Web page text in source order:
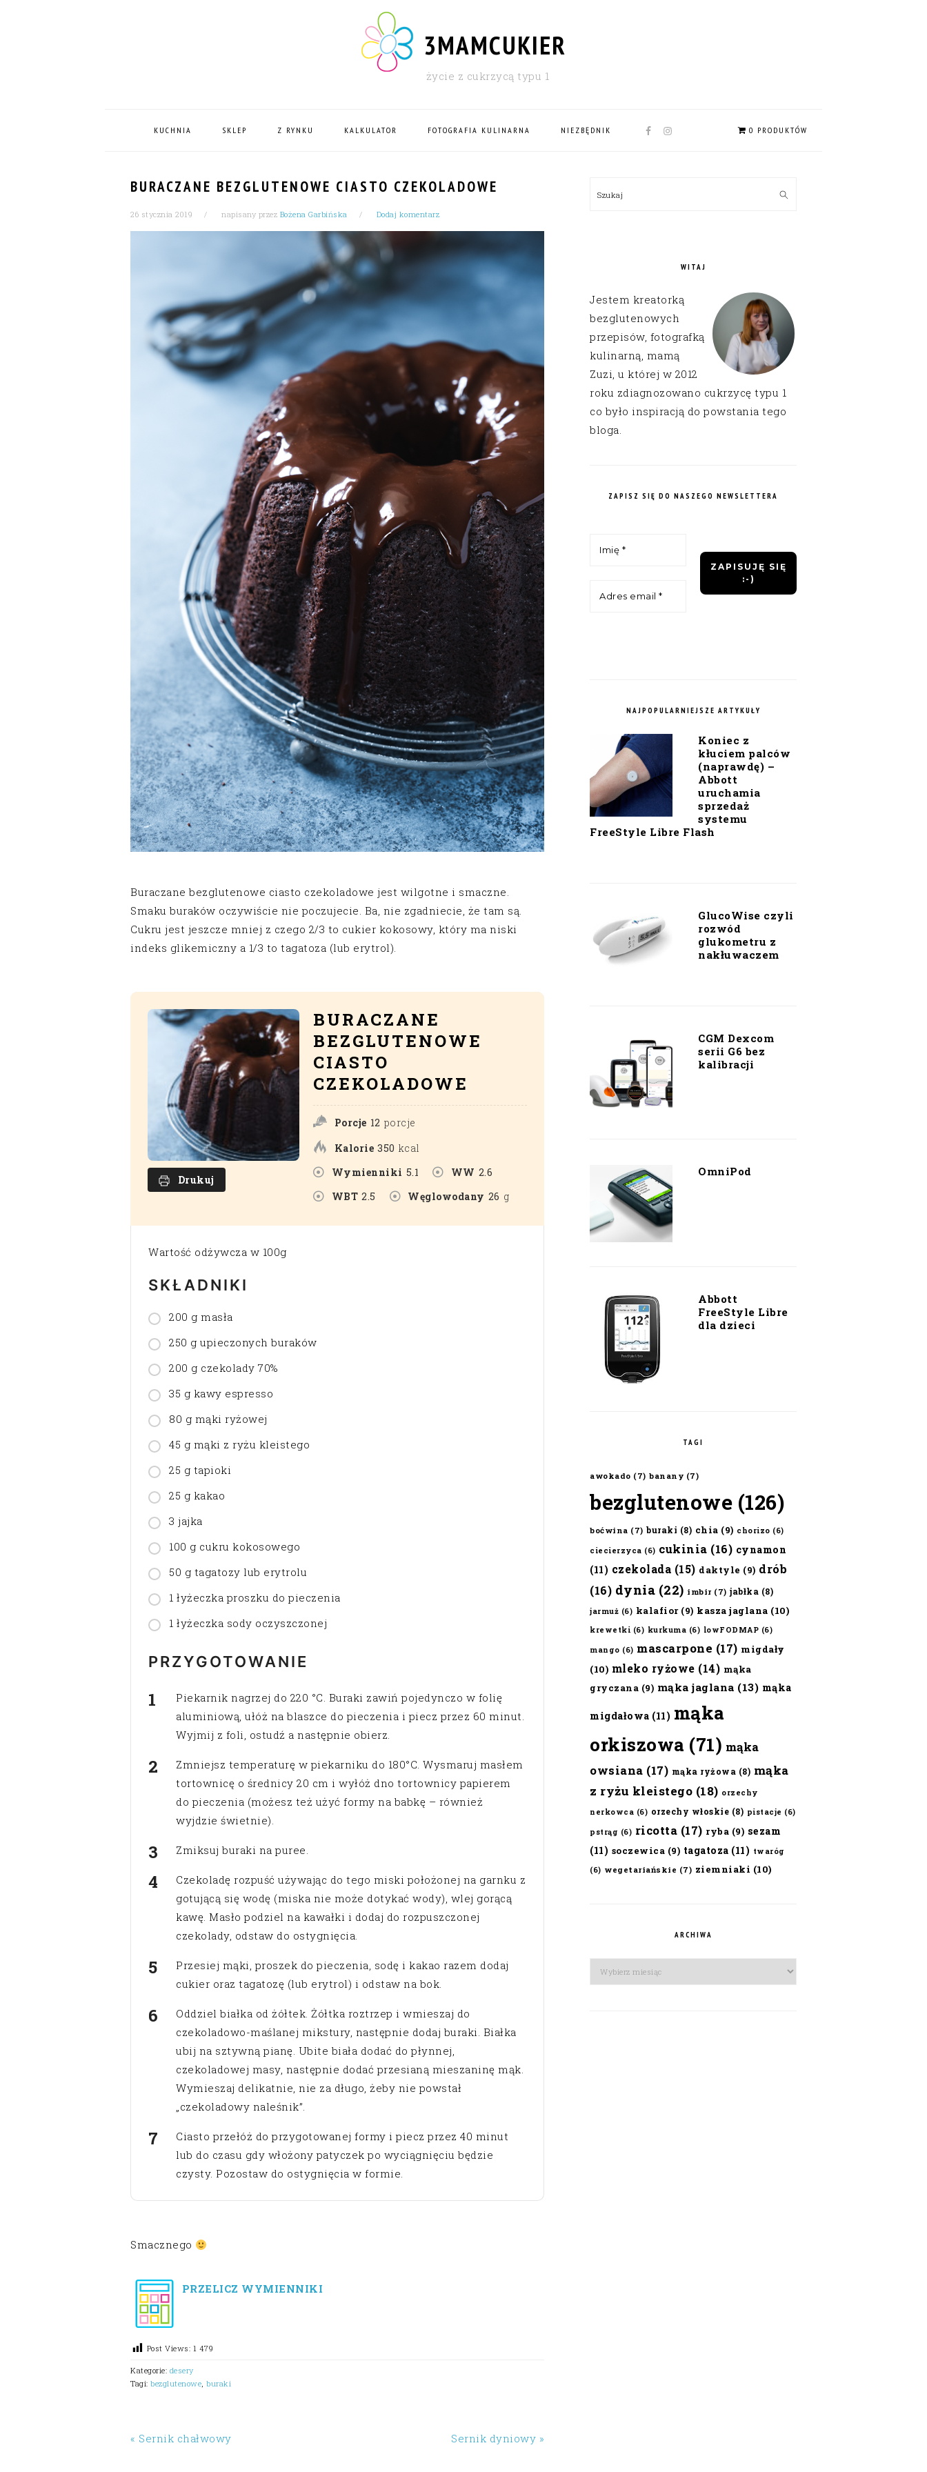
3MAMCUKIER
życie z cukrzycą typu 1
KUCHNIA SKLEP Z RYNKU KALKULATOR FOTOGRAFIA KULINARNA NIEZBĘDNIK
NAV
0 PRODUKTÓW
BURACZANE BEZGLUTENOWE CIASTO CZEKOLADOWE
26 stycznia 2019 napisany przez Bożena Garbińska Dodaj komentarz
Buraczane bezglutenowe ciasto czekoladowe jest wilgotne i smaczne.
Smaku buraków oczywiście nie poczujecie. Ba, nie zgadniecie, że tam są.
Cukru jest jeszcze mniej z czego 2/3 to cukier kokosowy, który ma niski
indeks glikemiczny a 1/3 to tagatoza (lub erytrol).
Drukuj
BURACZANE
BEZGLUTENOWE
CIASTO
CZEKOLADOWE
Porcje 12 porcje
Kalorie 350 kcal
Wymienniki 5.1 WW 2.6
WBT 2.5 Węglowodany 26 g
Wartość odżywcza w 100g
SKŁADNIKI
200 g masła
250 g upieczonych buraków
200 g czekolady 70%
35 g kawy espresso
80 g mąki ryżowej
45 g mąki z ryżu kleistego
25 g tapioki
25 g kakao
3 jajka
100 g cukru kokosowego
50 g tagatozy lub erytrolu
1 łyżeczka proszku do pieczenia
1 łyżeczka sody oczyszczonej
PRZYGOTOWANIE
Piekarnik nagrzej do 220 °C. Buraki zawiń pojedynczo w folię
aluminiową, ułóż na blaszce do pieczenia i piecz przez 60 minut.
Wyjmij z foli, ostudź a następnie obierz.
Zmniejsz temperaturę w piekarniku do 180°C. Wysmaruj masłem
tortownicę o średnicy 20 cm i wyłóż dno tortownicy papierem
do pieczenia (możesz też użyć formy na babkę – również
wyjdzie świetnie).
Zmiksuj buraki na puree.
Czekoladę rozpuść używając do tego miski położonej na garnku z
gotującą się wodę (miska nie może dotykać wody), wlej gorącą
kawę. Masło podziel na kawałki i dodaj do rozpuszczonej
czekolady, odstaw do ostygnięcia.
Przesiej mąki, proszek do pieczenia, sodę i kakao razem dodaj
cukier oraz tagatozę (lub erytrol) i odstaw na bok.
Oddziel białka od żółtek. Żółtka roztrzep i wmieszaj do
czekoladowo-maślanej mikstury, następnie dodaj buraki. Białka
ubij na sztywną pianę. Ubite biała dodać do płynnej,
czekoladowej masy, następnie dodać przesianą mieszaninę mąk.
Wymieszaj delikatnie, nie za długo, żeby nie powstał
„czekoladowy naleśnik”.
Ciasto przełóż do przygotowanej formy i piecz przez 40 minut
lub do czasu gdy włożony patyczek po wyciągnięciu będzie
czysty. Pozostaw do ostygnięcia w formie.
Smacznego
PRZELICZ WYMIENNIKI
Post Views: 1 479
Kategorie: desery
Tagi: bezglutenowe, buraki
« Sernik chałwowy Sernik dyniowy »
SIDEBAR
Szukaj
WITAJ
Jestem kreatorką
bezglutenowych
przepisów, fotografką
kulinarną, mamą
Zuzi, u której w 2012
roku zdiagnozowano cukrzycę typu 1
co było inspiracją do powstania tego
bloga.
ZAPISZ SIĘ DO NASZEGO NEWSLETTERA
NAJPOPULARNIEJSZE ARTYKUŁY
Koniec z
kłuciem palców
(naprawdę) –
Abbott
uruchamia
sprzedaż
systemu
FreeStyle Libre Flash
GlucoWise czyli
rozwód
glukometru z
nakłuwaczem
CGM Dexcom
serii G6 bez
kalibracji
OmniPod
Abbott
FreeStyle Libre
dla dzieci
TAGI
awokado (7) banany (7)
bezglutenowe (126)
boćwina (7) buraki (8) chia (9) chorizo (6)
ciecierzyca (6) cukinia (16) cynamon
(11) czekolada (15) daktyle (9) drób
(16) dynia (22) imbir (7) jabłka (8)
jarmuż (6) kalafior(9) kasza jaglana (10)
krewetki (6) kurkuma (6) lowFODMAP (6)
mango (6) mascarpone (17) migdały
(10) mleko ryżowe (14) mąka
gryczana (9) mąka jaglana (13) mąka
migdałowa (11) mąka
orkiszowa (71) mąka
owsiana (17) mąka ryżowa (8) mąka
z ryżu kleistego (18) orzechy
nerkowca (6) orzechy włoskie (8) pistacje (6)
pstrąg (6) ricotta (17) ryba (9) sezam
(11) soczewica (9) tagatoza (11) twaróg
(6) wegetariańskie (7) ziemniaki (10)
ARCHIWA
Archiwa